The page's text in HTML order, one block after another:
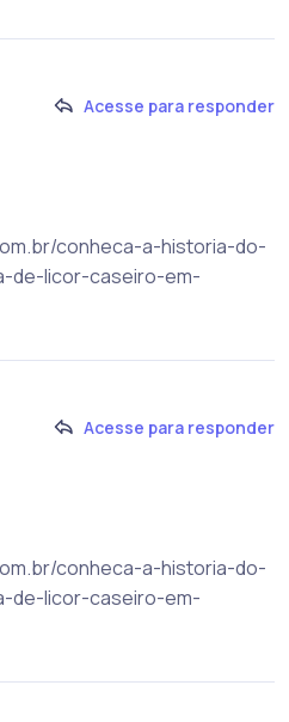
Acesse para responder
conheca-a-historia-do-
de-licor-caseiro-em-
Acesse para responder
conheca-a-historia-do-
de-licor-caseiro-em-